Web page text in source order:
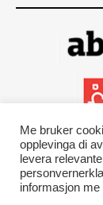
Me bruker
opplevinga di
levera
informasjon